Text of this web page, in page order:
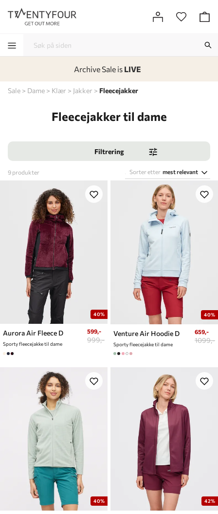
Sale Dame Klær Jakker Fleecejakker
Fleecejakker til dame
Filtrering
9 produkter Sorter etter mest relevant
40%
Aurora Air Fleece D
Sporty fleecejakke til dame
599,-
999,-
40%
Venture Air Hoodie D
Sporty fleecejakke til dame
659,-
1099,-
40% 42%
Archive Sale is LIVE
-
-
-
-